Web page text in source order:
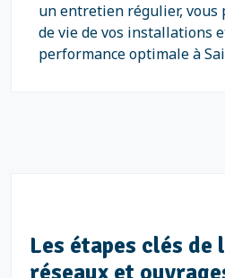
un entretien régulier, vous
de vie de vos installations
performance optimale à
Les étapes clés de
réseaux et